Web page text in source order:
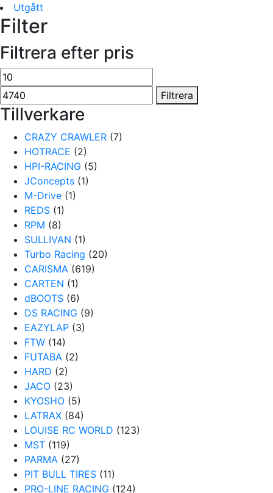
Utgått
Filter
Filtrera efter pris
Min
pris
prisFiltrera
Tillverkare
CRAZY CRAWLER (7)
HOTRACE (2)
HPI-RACING (5)
JConcepts (1)
M-Drive (1)
REDS (1)
RPM (8)
SULLIVAN (1)
Turbo Racing (20)
CARISMA (619)
CARTEN (1)
dBOOTS (6)
DS RACING (9)
EAZYLAP (3)
FTW (14)
FUTABA (2)
HARD (2)
JACO (23)
KYOSHO (5)
LATRAX (84)
LOUISE RC WORLD (123)
MST (119)
PARMA (27)
PIT BULL TIRES (11)
PRO-LINE RACING (124)